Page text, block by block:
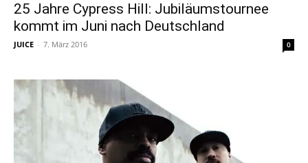
25 Jahre Cypress Hill: Jubiläumstournee
kommt im Juni nach Deutschland
JUICE - 7. März 2016 0